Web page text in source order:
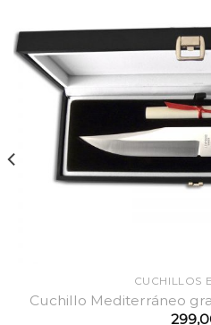
CUCHILLOS
Cuchillo Mediterráneo